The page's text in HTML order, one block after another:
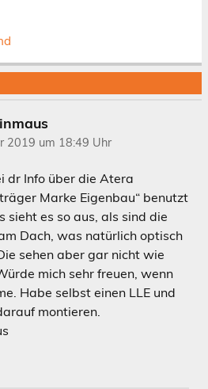
2019 um 18:49 Uhr
dr Info über die Atera
Marke Eigenbau“ benutzt
sieht es so aus, als sind die
Dach, was natürlich optisch
sehen aber gar nicht wie
mich sehr freuen, wenn
Habe selbst einen LLE und
montieren.